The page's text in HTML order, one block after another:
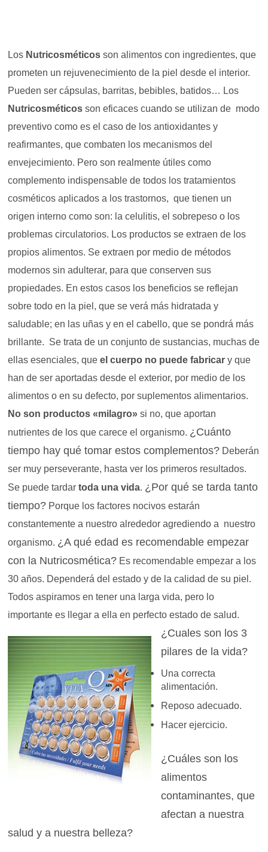
Los Nutricosméticos son alimentos con ingredientes, que
prometen un rejuvenecimiento de la piel desde el interior.
Pueden ser cápsulas, barritas, bebibles, batidos… Los
Nutricosméticosson eficaces cuando se utilizan de modo
preventivo como es el caso de los antioxidantes y
reafirmantes, que combaten los mecanismos del
envejecimiento. Pero son realmente útiles como
complemento indispensable de todos los tratamientos
cosméticos aplicados a los trastornos, que tienen un
origen interno como son: la celulitis, el sobrepeso o los
problemas circulatorios. Los productos se extraen de los
propios alimentos. Se extraen por medio de métodos
modernos sin adulterar, para que conserven sus
propiedades. En estos casos los beneficios se reflejan
sobre todo en la piel, que se verá más hidratada y
saludable; en las uñas y en el cabello, que se pondrá más
brillante. Se trata de un conjunto de sustancias, muchas de
ellas esenciales, queel cuerpo no puede fabricar y que
han de ser aportadas desde el exterior, por medio de los
alimentos o en su defecto, por suplementos alimentarios.
No son productos «milagro» si no, que aportan
nutrientes de los que carece el organismo. ¿Cuánto
tiempo hay qué tomar estos complementos? Deberán
ser muy perseverante, hasta ver los primeros resultados.
Se puede tardartoda una vida. ¿Por qué se tarda tanto
tiempo? Porque los factores nocivos estarán
constantemente a nuestro alrededor agrediendo a nuestro
organismo. ¿A qué edad es recomendable empezar
con la Nutricosmética? Es recomendable empezar a los
30 años. Dependerá del estadoy de la calidadde su piel.
Todos aspiramos en tener una larga vida, pero lo
importante es llegar a ella en perfecto estado de salud.
¿Cuales son los 3
pilares de la vida?
Una correcta
alimentación.
Reposo adecuado.
Hacer ejercicio.
¿Cuáles son los
alimentos
contaminantes, que
afectan a nuestra
salud y a nuestra belleza?